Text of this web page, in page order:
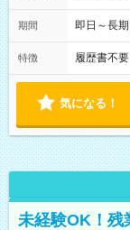
期間 即日～長
特徴 履歴書不要
気になる！
未経験OK！